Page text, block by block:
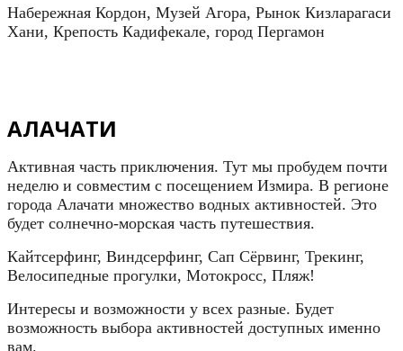
Набережная Кордон, Музей Агора, Рынок Кизларагаси
Хани, Крепость Кадифекале, город Пергамон
АЛАЧАТИ
Активная часть приключения. Тут мы пробудем почти
неделю и совместим с посещением Измира. В регионе
города Алачати множество водных активностей. Это
будет солнечно-морская часть путешествия.
Кайтсерфинг, Виндсерфинг, Сап Сёрвинг, Трекинг,
Велосипедные прогулки, Мотокросс, Пляж!
Интересы и возможности у всех разные. Будет
возможность выбора активностей доступных именно
вам.